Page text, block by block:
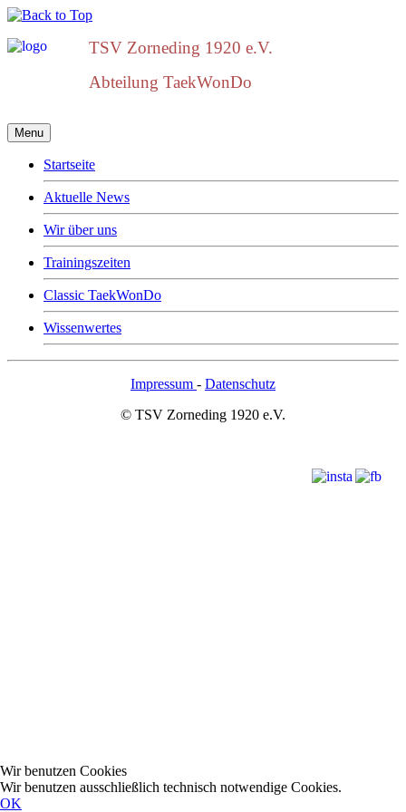
TSV Zorneding 1920 e.V.
Abteilung TaekWonDo
Menu
Startseite
Aktuelle News
Wir über uns
Trainingszeiten
Classic TaekWonDo
Wissenwertes
Impressum - Datenschutz
© TSV Zorneding 1920 e.V.
Wir benutzen Cookies
Wir benutzen ausschließlich technisch notwendige Cookies.
OK